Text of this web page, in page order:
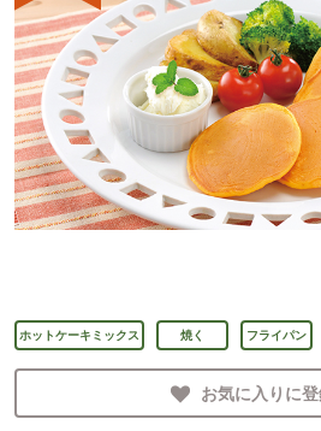
ホットケーキミックス 焼く フライパン
お気に入りに